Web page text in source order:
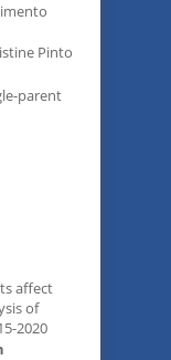
Pinto
parent
affect
of
2020